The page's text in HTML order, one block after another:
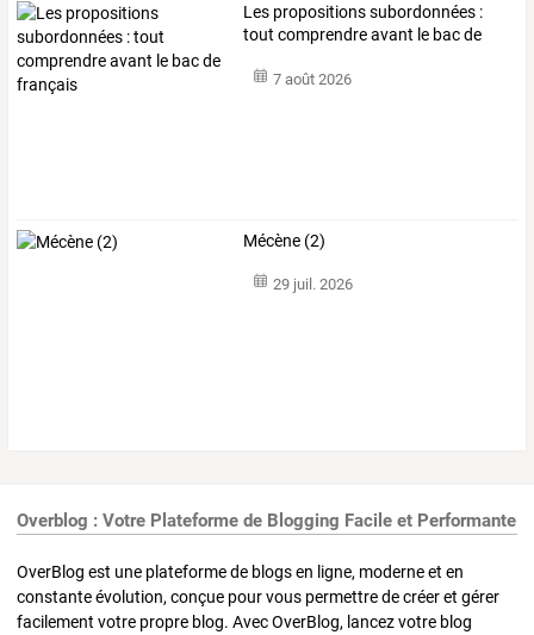
Les propositions subordonnées :
tout comprendre avant le bac de
7 août 2026
Mécène (2)
29 juil. 2026
Overblog : Votre Plateforme de Blogging Facile et Performante
OverBlog est une plateforme de blogs en ligne, moderne et en
constante évolution, conçue pour vous permettre de créer et gérer
facilement votre propre blog. Avec OverBlog, lancez votre blog